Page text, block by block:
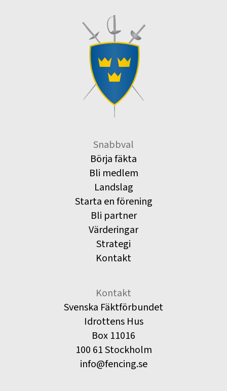
Snabbval
Börja fäkta
Bli medlem
Landslag
Starta en förening
Bli partner
Värderingar
Strategi
Kontakt
Kontakt
Svenska Fäktförbundet
Idrottens Hus
Box 11016
100 61 Stockholm
info@fencing.se